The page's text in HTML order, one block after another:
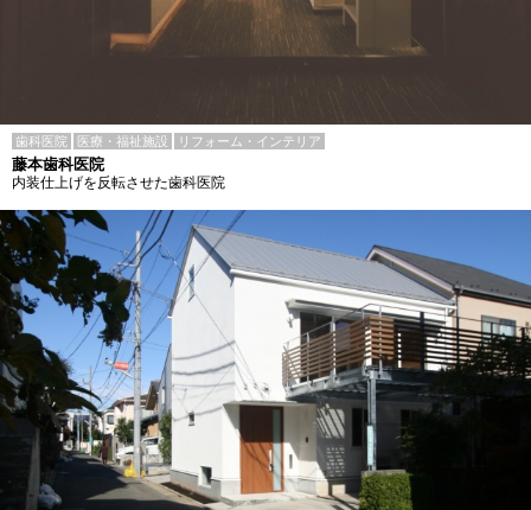
歯科医院 医療・福祉施設 リフォーム・インテリア
藤本歯科医院
内装仕上げを反転させた歯科医院